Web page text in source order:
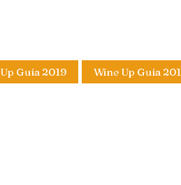
Guía 2019 Wine Up Guía